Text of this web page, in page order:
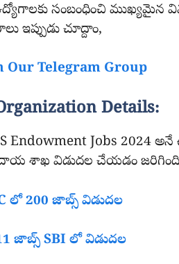
సంబంధించి ముఖ్యమైన
ఇప్పుడు చూద్దాం,
Our Telegram Group
Details:
Endowment Jobs 2024
శాఖ విడుదల చేయడం
లో 200 జాబ్స్ విడుదల
జాబ్స్ SBI లో విడుదల